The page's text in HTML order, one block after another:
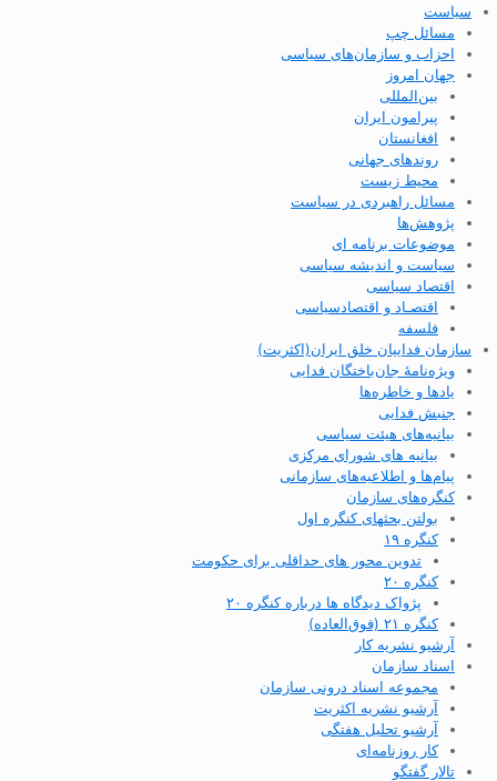
سیاست
مسائل چپ
احزاب و سازمان‌های سیاسی
جهان امروز
بین‌المللی
پیرامون ایران
افغانستان
روندهای جهانی
محیط زیست
مسائل راهبردی در سیاست
پژوهش‌ها
موضوعات برنامه ای
سیاست و اندیشه سیاسی
اقتصاد سیاسی
اقتصـاد و اقتصاد‌سیاسی
فلسفه
سازمان فداییان خلق ایران(اکثریت)
ویژه‌نامهٔ جان‌باختگان فدایی
یادها و خاطره‌ها
جنبش فدایی
بیانیه‌های هیئت سیاسی
بیانیه های شورای مرکزی
پیام‌ها و اطلاعیه‌های سازمانی
کنگره‌های سازمان
بولتن بحثهای کنگره اول
کنگره ۱۹
تدوین محور های حداقلی برای حکومت
کنگره ۲۰
پژواک دیدگاه ها درباره کنگره ۲۰
کنگره ۲۱ (فوق‌العاده)
آرشیو نشریه کار
اسناد سازمان
مجموعه اسناد درونی سازمان
آرشیو نشریه اکثریت
آرشیو تحلیل هفتگی
کار روزنامه‌ای
تالار گفتگو